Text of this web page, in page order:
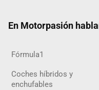
En Motorpasión
Fórmula1
Coches híbridos y
enchufables